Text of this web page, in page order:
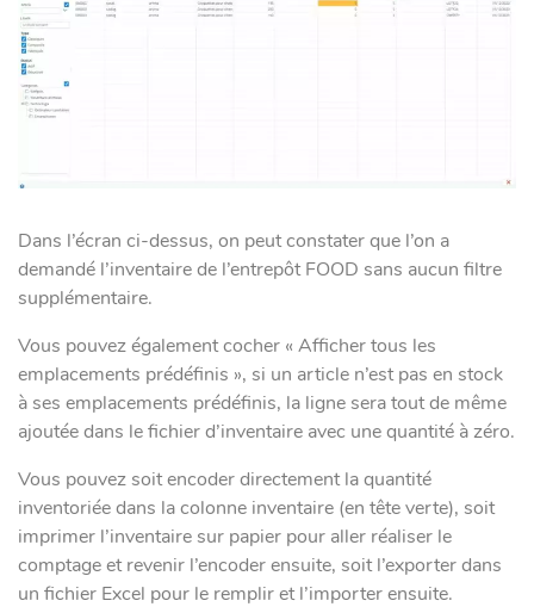
Dans l’écran ci-dessus, on peut constater que l’on a
demandé l’inventaire de l’entrepôt FOOD sans aucun filtre
supplémentaire.
Vous pouvez également cocher « Afficher tous les
emplacements prédéfinis », si un article n’est pas en stock
à ses emplacements prédéfinis, la ligne sera tout de même
ajoutée dans le fichier d’inventaire avec une quantité à zéro.
Vous pouvez soit encoder directement la quantité
inventoriée dans la colonne inventaire (en tête verte), soit
imprimer l’inventaire sur papier pour aller réaliser le
comptage et revenir l’encoder ensuite, soit l’exporter dans
un fichier Excel pour le remplir et l’importer ensuite.